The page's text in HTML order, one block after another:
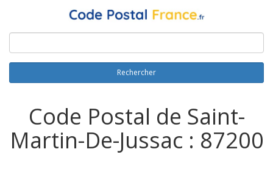
Rechercher
Code Postal de Saint-
Martin-De-Jussac : 87200